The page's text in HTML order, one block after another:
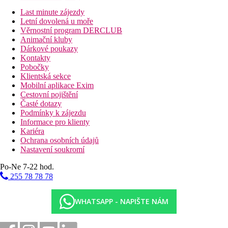
bazén
bufetová restaurace
plážová restaurace
2 snack bary
a la carte restaurace Le Petit Chef
spa centrum
obchod se suvenýry
služby prádelny
půjčovna aut
směnárna
bankomat
dětský klub
dětský bazén
WiFi
Popis pláže
Písečná pláž přímo u hotelu.
Strava
snídaně, možnost dokoupení polopenze či plné penze
místní gastronomie kombinuje mezinárodní pokrmy s
autentickou kreolskou kuchyní
Sportovní aktivity zdarma
fitness
Last minute zájezdy
Letní dovolená u moře
Věrnostní program DERCLUB
Animační kluby
Dárkové poukazy
Kontakty
Pobočky
Klientská sekce
Mobilní aplikace Exim
Cestovní pojištění
Časté dotazy
Podmínky k zájezdu
Informace pro klienty
Kariéra
Ochrana osobních údajů
Nastavení soukromí
Po-Ne 7-22 hod.
255 78 78 78
WHATSAPP - NAPIŠTE NÁM